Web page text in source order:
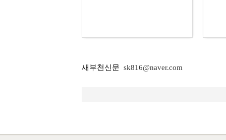
새부천신문 sk816@naver.com